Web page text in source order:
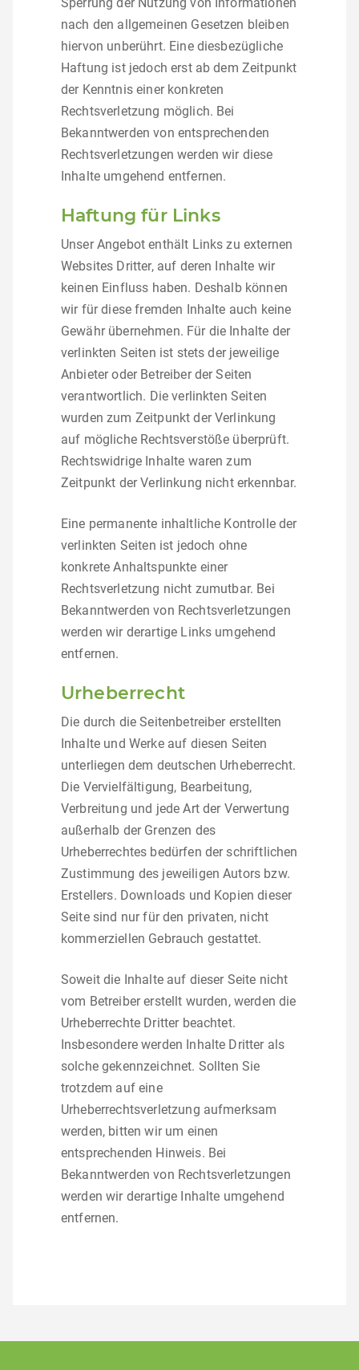
nach den allgemeinen Gesetzen bleiben
hiervon unberührt. Eine diesbezügliche
Haftung ist jedoch erst ab dem Zeitpunkt
der Kenntnis einer konkreten
Rechtsverletzung möglich. Bei
Bekanntwerden von entsprechenden
Rechtsverletzungen werden wir diese
Inhalte umgehend entfernen.
Haftung für Links
Unser Angebot enthält Links zu externen
Websites Dritter, auf deren Inhalte wir
keinen Einfluss haben. Deshalb können
wir für diese fremden Inhalte auch keine
Gewähr übernehmen. Für die Inhalte der
verlinkten Seiten ist stets der jeweilige
Anbieter oder Betreiber der Seiten
verantwortlich. Die verlinkten Seiten
wurden zum Zeitpunkt der Verlinkung
auf mögliche Rechtsverstöße überprüft.
Rechtswidrige Inhalte waren zum
Zeitpunkt der Verlinkung nicht erkennbar.
Eine permanente inhaltliche Kontrolle der
verlinkten Seiten ist jedoch ohne
konkrete Anhaltspunkte einer
Rechtsverletzung nicht zumutbar. Bei
Bekanntwerden von Rechtsverletzungen
werden wir derartige Links umgehend
entfernen.
Urheberrecht
Die durch die Seitenbetreiber erstellten
Inhalte und Werke auf diesen Seiten
unterliegen dem deutschen Urheberrecht.
Die Vervielfältigung, Bearbeitung,
Verbreitung und jede Art der Verwertung
außerhalb der Grenzen des
Urheberrechtes bedürfen der schriftlichen
Zustimmung des jeweiligen Autors bzw.
Erstellers. Downloads und Kopien dieser
Seite sind nur für den privaten, nicht
kommerziellen Gebrauch gestattet.
Soweit die Inhalte auf dieser Seite nicht
vom Betreiber erstellt wurden, werden die
Urheberrechte Dritter beachtet.
Insbesondere werden Inhalte Dritter als
solche gekennzeichnet. Sollten Sie
trotzdem auf eine
Urheberrechtsverletzung aufmerksam
werden, bitten wir um einen
entsprechenden Hinweis. Bei
Bekanntwerden von Rechtsverletzungen
werden wir derartige Inhalte umgehend
entfernen.